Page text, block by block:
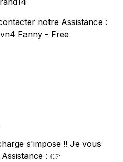
notre Assistance :
Fanny - Free
s'impose !! Je vous
: 👉